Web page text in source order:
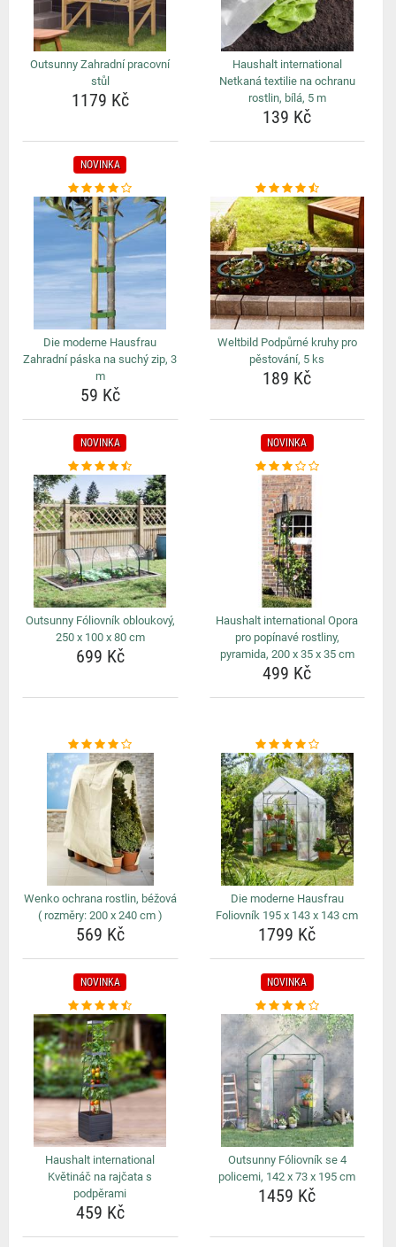
Outsunny Zahradní pracovní
stůl
1179 Kč
Haushalt international
Netkaná textilie na ochranu
rostlin, bílá, 5 m
139 Kč
NOVINKA
Die moderne Hausfrau
Zahradní páska na suchý zip, 3
m
59 Kč
Weltbild Podpůrné kruhy pro
pěstování, 5 ks
189 Kč
NOVINKA
Outsunny Fóliovník obloukový,
250 x 100 x 80 cm
699 Kč
NOVINKA
Haushalt international Opora
pro popínavé rostliny,
pyramida, 200 x 35 x 35 cm
499 Kč
Wenko ochrana rostlin, béžová
( rozměry: 200 x 240 cm )
569 Kč
Die moderne Hausfrau
Foliovník 195 x 143 x 143 cm
1799 Kč
NOVINKA
Haushalt international
Květináč na rajčata s
podpěrami
459 Kč
NOVINKA
Outsunny Fóliovník se 4
policemi, 142 x 73 x 195 cm
1459 Kč